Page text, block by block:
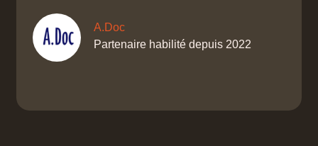
A.Doc
Partenaire habilité depuis 2022